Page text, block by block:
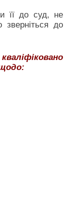
її до суд, не
до